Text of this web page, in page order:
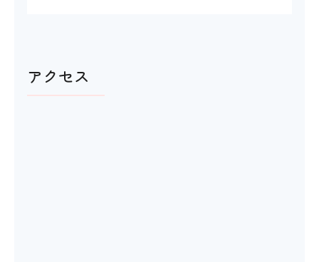
アクセス